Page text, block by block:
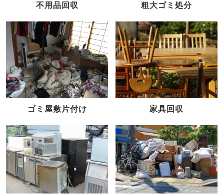
不用品回収 粗大ゴミ処分
ゴミ屋敷片付け 家具回収